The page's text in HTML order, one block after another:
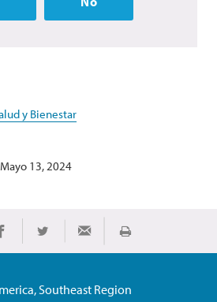
y Bienestar
13, 2024
Share on Facebook
Share on TwitterShare via EmailImprimir
Southeast Region